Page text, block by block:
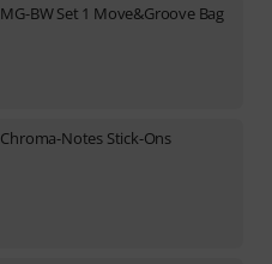
MG-BW Set 1 Move&Groove Bag
Chroma-Notes Stick-Ons